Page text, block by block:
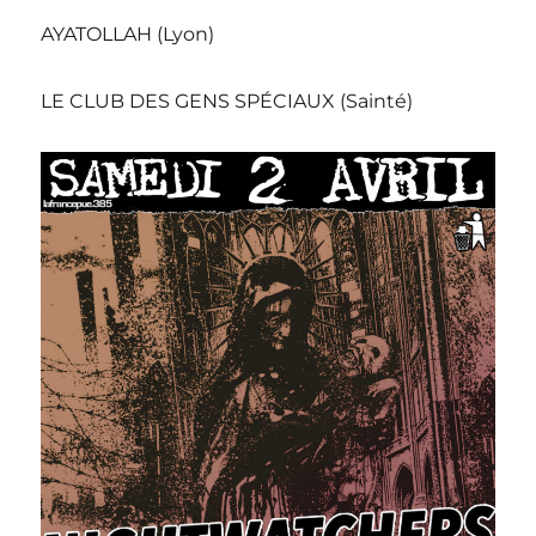
AYATOLLAH (Lyon)
LE CLUB DES GENS SPÉCIAUX (Sainté)